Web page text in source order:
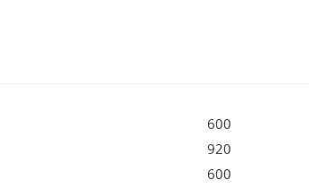
600
920
600